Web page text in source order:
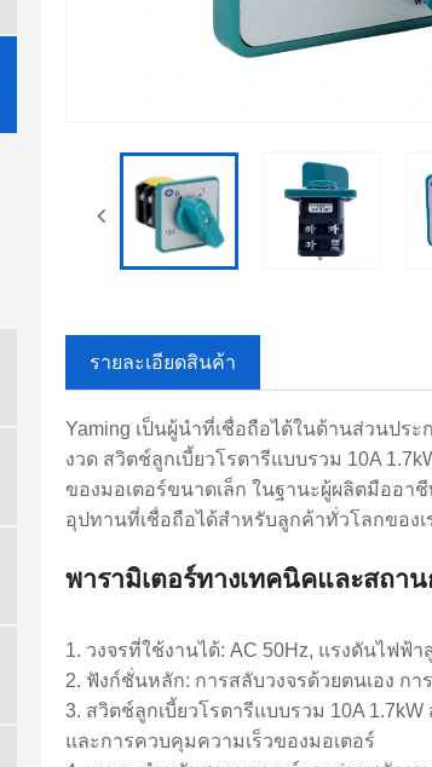
รายละเอียดสินค้า
Yaming เป็นผู้นำที่เชื่อถือได้ในด้านส่วนป
งวด สวิตช์ลูกเบี้ยวโรตารีแบบรวม 10A
ของมอเตอร์ขนาดเล็ก ในฐานะผู้ผลิตมืออ
อุปทานที่เชื่อถือได้สำหรับลูกค้าทั่วโลกของเ
พารามิเตอร์ทางเทคนิคและสถา
1. วงจรที่ใช้งานได้: AC 50Hz, แรงดันไฟฟ้
2. ฟังก์ชั่นหลัก: การสลับวงจรด้วยตนเอง ก
3. สวิตช์ลูกเบี้ยวโรตารีแบบรวม 10A
และการควบคุมความเร็วของมอเตอร์